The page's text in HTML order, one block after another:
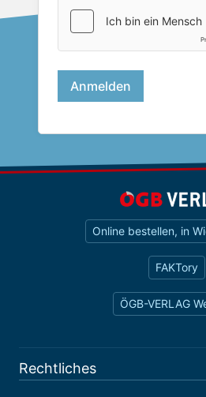
Online bestellen, in
FAKTory
ÖGB-VERLAG
Rechtliches